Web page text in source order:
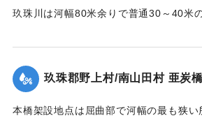
は無事であった。
【出典：昭和28年西日本水害調査報告
1957）】
｜固有コード:
玖珠川は河幅80米余りで普通30～40米
なってくる。それで過年のデーラ、ル
大きかった洪水にしても冠水程度の右岸
回は水衝部と化し、上流の橋材及び立
ン流失、残り2スパンは第1、第2木造橋
玖珠郡野上村/南山田村 亜炭
本橋架設地点は屈曲部で河幅の最も狭